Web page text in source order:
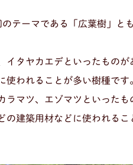
テーマである「広葉樹」と
タヤカエデといったものが
われることが多い樹種です
マツ、エゾマツといったも
の建築用材などに使われるこ